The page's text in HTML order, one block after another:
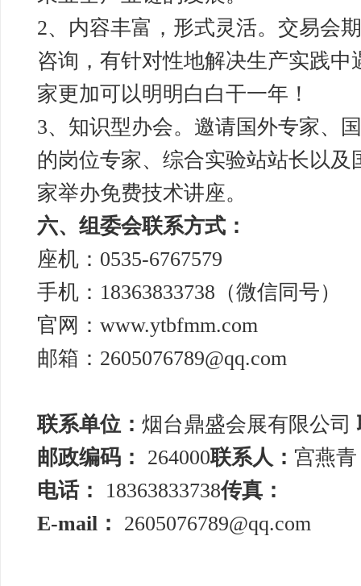
2、内容丰富，形式灵活。交易会
咨询，有针对性地解决生产实践
家更加可以明明白白干一年！
3、知识型办会。邀请国外专家、
的岗位专家、综合实验站站长以
家举办免费技术讲座。
六、组委会联系方式：
座机：0535-6767579
手机：18363833738（微信同号）
官网：www.ytbfmm.com
邮箱：2605076789@qq.com
联系单位： 烟台鼎盛会展有限公司
邮政编码：
264000联系人： 宫燕青
电话：
18363833738传真：
E-mail：
2605076789@qq.com